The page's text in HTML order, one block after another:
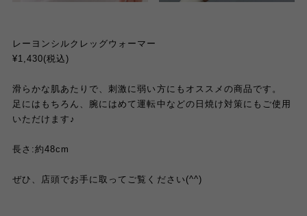
レーヨンシルクレッグウォーマー
¥1,430(税込)
滑らかな肌あたりで、刺激に弱い方にもオススメの商品です。
足にはもちろん、腕にはめて運転中などの日焼け対策にもご使用
いただけます♪
長さ:約48cm
ぜひ、店頭でお手に取ってご覧ください(^^)